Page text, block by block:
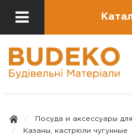
Посуда и аксессуары
Казаны, кастрюли чугунные